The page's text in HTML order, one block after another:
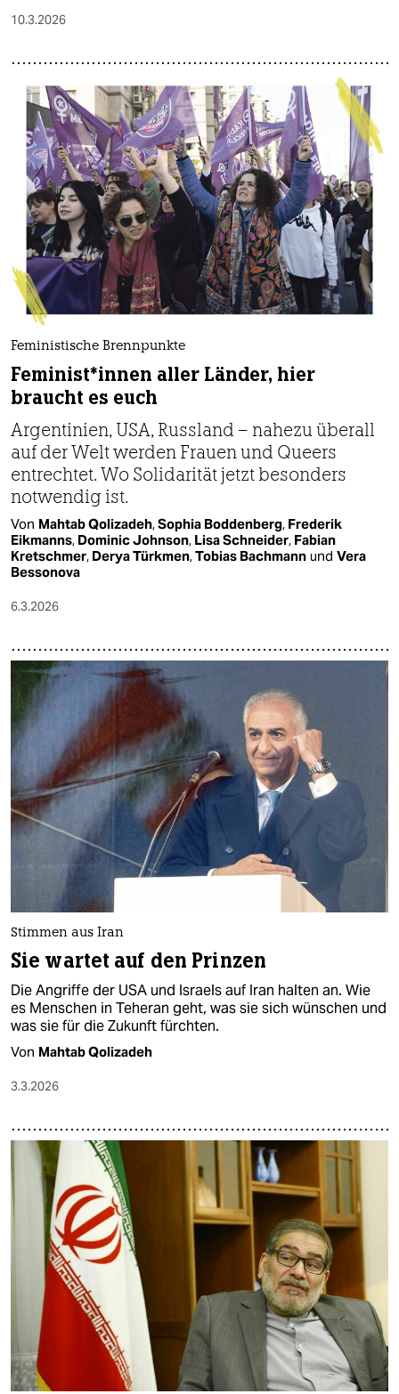
10.3.2026
Feministische Brennpunkte
Fe­mi­nis­t*in­nen aller Länder, hier
braucht es euch
Argentinien, USA, Russland – nahezu überall
auf der Welt werden Frauen und Queers
entrechtet. Wo Solidarität jetzt besonders
notwendig ist.
Von Mahtab Qolizadeh,Sophia Boddenberg, Frederik
Eikmanns, Dominic Johnson, Lisa Schneider, Fabian
Kretschmer, Derya Türkmen,Tobias Bachmann und Vera
Bessonova
6.3.2026
Stimmen aus Iran
Sie wartet auf den Prinzen
Die Angriffe der USA und Israels auf Iran halten an. Wie
es Menschen in Teheran geht, was sie sich wünschen und
was sie für die Zukunft fürchten.
Von Mahtab Qolizadeh
3.3.2026